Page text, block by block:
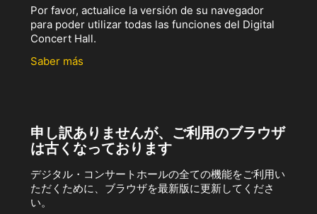
Por favor, actualice la versión de su navegador
para poder utilizar todas las funciones del Digital
Concert Hall.
Saber más
申し訳ありませんが、ご利用のブラウザ
は古くなっております
デジタル・コンサートホールの全ての機能をご利用い
ただくために、ブラウザを最新版に更新してくださ
い。